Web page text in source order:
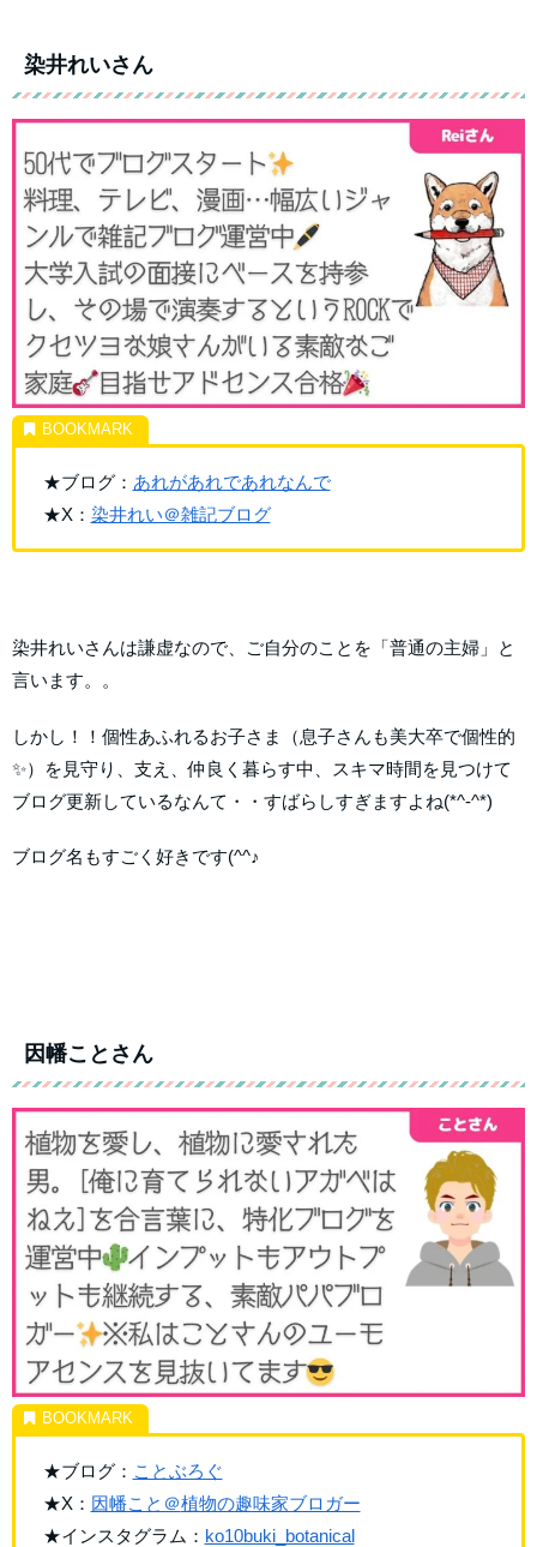
染井れいさん
★ブログ： あれがあれであれなんで
★X： 染井れい＠雑記ブログ
染井れいさんは謙虚なので、ご自分のことを「普通の主婦」と
言います。。
しかし！！個性あふれるお子さま（息子さんも美大卒で個性的
✨）を見守り、支え、仲良く暮らす中、スキマ時間を見つけて
ブログ更新しているなんて・・すばらしすぎますよね(*^-^*)
ブログ名もすごく好きです(^^♪
因幡ことさん
★ブログ： ことぶろぐ
★X： 因幡こと＠植物の趣味家ブロガー
★インスタグラム： ko10buki_botanical